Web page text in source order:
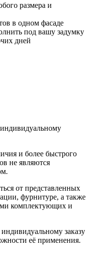
размера и
в одном фасаде
под вашу задумку
дней
и более быстрого
не являются
от представленных
фурнитуре, а также
комплектующих и
заказу
её применения.